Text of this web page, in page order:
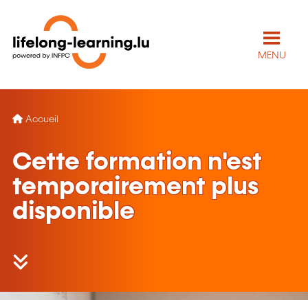
MENU
Accueil
Cette formation n'est
temporairement plus
disponible